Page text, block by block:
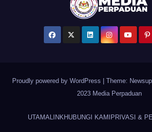
Proudly powered by WordPress Theme:
2023 Media Perpaduan
UTAMALINKHUBUNGI KAMIPRIVASI &